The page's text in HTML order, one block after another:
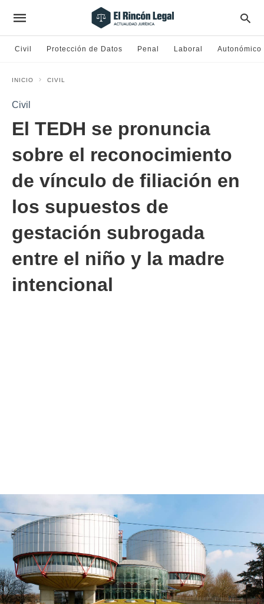
Civil Protección de Datos Penal Laboral Autonómico
INICIO CIVIL
Civil
El TEDH se pronuncia
sobre el reconocimiento
de vínculo de filiación en
los supuestos de
gestación subrogada
entre el niño y la madre
intencional